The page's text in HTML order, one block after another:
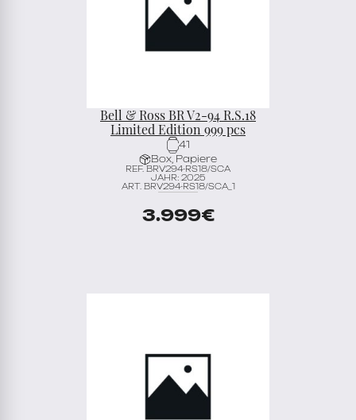
Bell & Ross BR V2-94 R.S.18
Limited Edition 999 pcs
41
Box, Papiere
REF. BRV294-RS18/SCA
JAHR: 2025
ART. BRV294-RS18/SCA_1
3.999€